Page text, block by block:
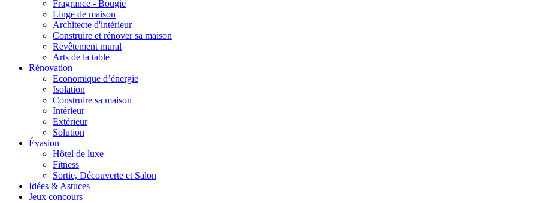
Fragrance - Bougie
Linge de maison
Architecte d'intérieur
Construire et rénover sa maison
Revêtement mural
Arts de la table
Rénovation
Economique d’énergie
Isolation
Construire sa maison
Intérieur
Extérieur
Solution
Évasion
Hôtel de luxe
Fitness
Sortie, Découverte et Salon
Idées & Astuces
Jeux concours